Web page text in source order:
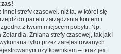
strefy czasowej, niż ta, w której się
do panelu zarządzania kontem i
z twoim miejscem pobytu. Np.
Zelandia. Zmiana strefy czasowej, tak jak i
tylko przez zarejestrowanych
użytkownikiem – teraz jest